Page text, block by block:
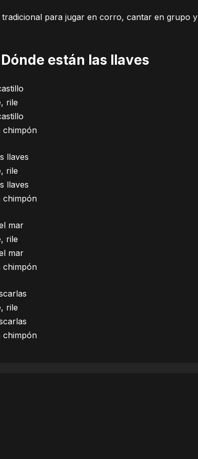
para jugar en corro, cantar en grupo y
están las llaves
rile
chimpón
llaves
rile
llaves
chimpón
mar
rile
mar
chimpón
rile
chimpón